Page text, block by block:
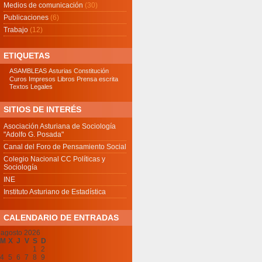
Medios de comunicación (30)
Publicaciones (6)
Trabajo (12)
ETIQUETAS
ASAMBLEAS Asturias Constitución
Curos Impresos Libros Prensa escrita
Textos Legales
SITIOS DE INTERÉS
Asociación Asturiana de Sociología
"Adolfo G. Posada"
Canal del Foro de Pensamiento Social
Colegio Nacional CC Políticas y
Sociología
INE
Instituto Asturiano de Estadística
CALENDARIO DE ENTRADAS
agosto 2026
M X J V S D
1 2
4 5 6 7 8 9